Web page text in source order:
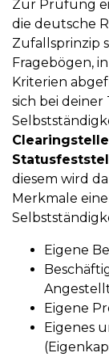
Zur Prüfung
die deutsche
Zufallsprinzip
Fragebögen,
Kriterien
sich bei
diesem wird
Merkmale
Eigene
Eigene
Eigenes